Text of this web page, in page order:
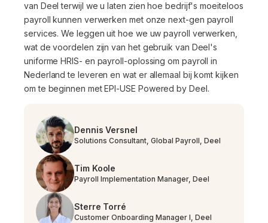
van Deel terwijl we u laten zien hoe bedrijf's moeiteloos
payroll kunnen verwerken met onze next-gen payroll
services. We leggen uit hoe we uw payroll verwerken,
wat de voordelen zijn van het gebruik van Deel's
uniforme HRIS- en payroll-oplossing om payroll in
Nederland te leveren en wat er allemaal bij komt kijken
om te beginnen met EPI-USE Powered by Deel.
Dennis Versnel
Solutions Consultant, Global Payroll, Deel
Tim Koole
Payroll Implementation Manager, Deel
Sterre Torré
Customer Onboarding Manager I, Deel